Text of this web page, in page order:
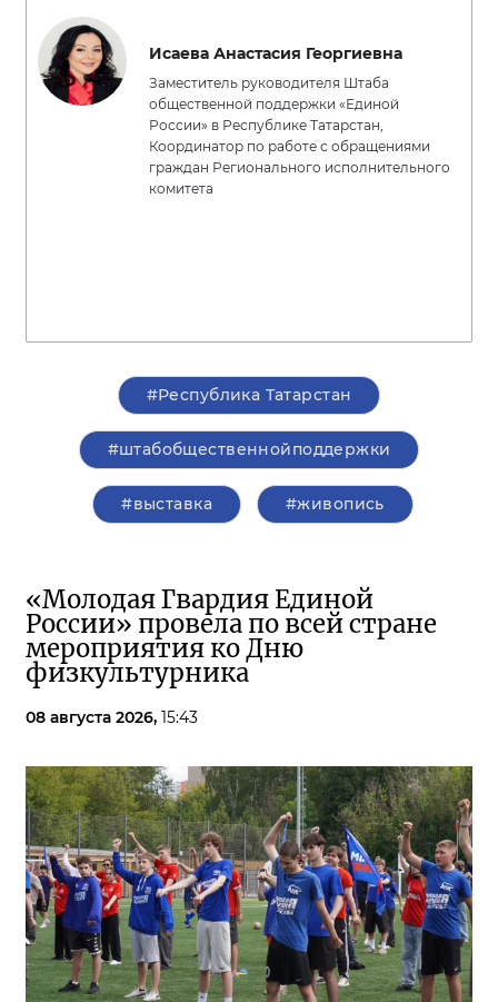
Исаева Анастасия Георгиевна
Заместитель руководителя Штаба
общественной поддержки «Единой
России» в Республике Татарстан,
Координатор по работе с обращениями
граждан Регионального исполнительного
комитета
#Республика Татарстан
#штабобщественнойподдержки
#выставка #живопись
«Молодая Гвардия Единой
России» провела по всей стране
мероприятия ко Дню
физкультурника
08 августа 2026, 15:43